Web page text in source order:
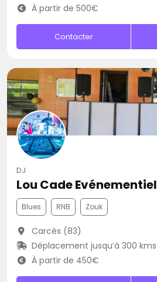
À partir de 500€
Contacter
DJ
Lou Cade Evénementiel
Blues RNB Zouk
Carcès (83)
Déplacement jusqu’à 300 kms
À partir de 450€